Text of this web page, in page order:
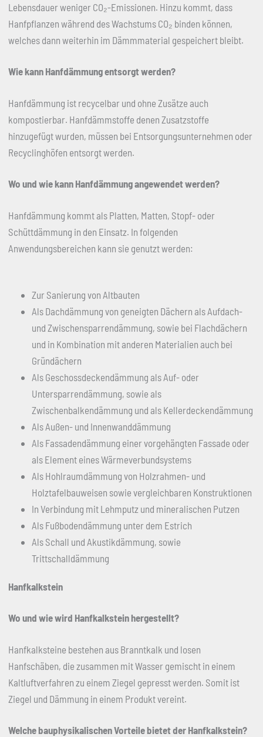
Lebensdauer weniger CO₂-Emissionen. Hinzu kommt, dass
Hanfpflanzen während des Wachstums CO₂ binden können,
welches dann weiterhin im Dämmmaterial gespeichert bleibt.
Wie kann Hanfdämmung entsorgt werden?
Hanfdämmung ist recycelbar und ohne Zusätze auch
kompostierbar. Hanfdämmstoffe denen Zusatzstoffe
hinzugefügt wurden, müssen bei Entsorgungsunternehmen oder
Recyclinghöfen entsorgt werden.
Wo und wie kann Hanfdämmung angewendet werden?
Hanfdämmung kommt als Platten, Matten, Stopf- oder
Schüttdämmung in den Einsatz. In folgenden
Anwendungsbereichen kann sie genutzt werden:
Zur Sanierung von Altbauten
Als Dachdämmung von geneigten Dächern als Aufdach-
und Zwischensparrendämmung, sowie bei Flachdächern
und in Kombination mit anderen Materialien auch bei
Gründächern
Als Geschossdeckendämmung als Auf- oder
Untersparrendämmung, sowie als
Zwischenbalkendämmung und als Kellerdeckendämmung
Als Außen- und Innenwanddämmung
Als Fassadendämmung einer vorgehängten Fassade oder
als Element eines Wärmeverbundsystems
Als Hohlraumdämmung von Holzrahmen- und
Holztafelbauweisen sowie vergleichbaren Konstruktionen
In Verbindung mit Lehmputz und mineralischen Putzen
Als Fußbodendämmung unter dem Estrich
Als Schall und Akustikdämmung, sowie
Trittschalldämmung
Hanfkalkstein
Wo und wie wird Hanfkalkstein hergestellt?
Hanfkalksteine bestehen aus Branntkalk und losen
Hanfschäben, die zusammen mit Wasser gemischt in einem
Kaltluftverfahren zu einem Ziegel gepresst werden. Somit ist
Ziegel und Dämmung in einem Produkt vereint.
Welche bauphysikalischen Vorteile bietet der Hanfkalkstein?